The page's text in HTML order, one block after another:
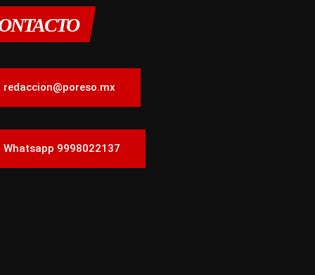
redaccion@poreso.mx
Whatsapp 9998022137